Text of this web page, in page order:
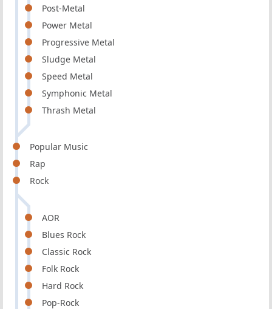
Post-Metal
Power Metal
Progressive Metal
Sludge Metal
Speed Metal
Symphonic Metal
Thrash Metal
Popular Music
Rap
Rock
AOR
Blues Rock
Classic Rock
Folk Rock
Hard Rock
Pop-Rock